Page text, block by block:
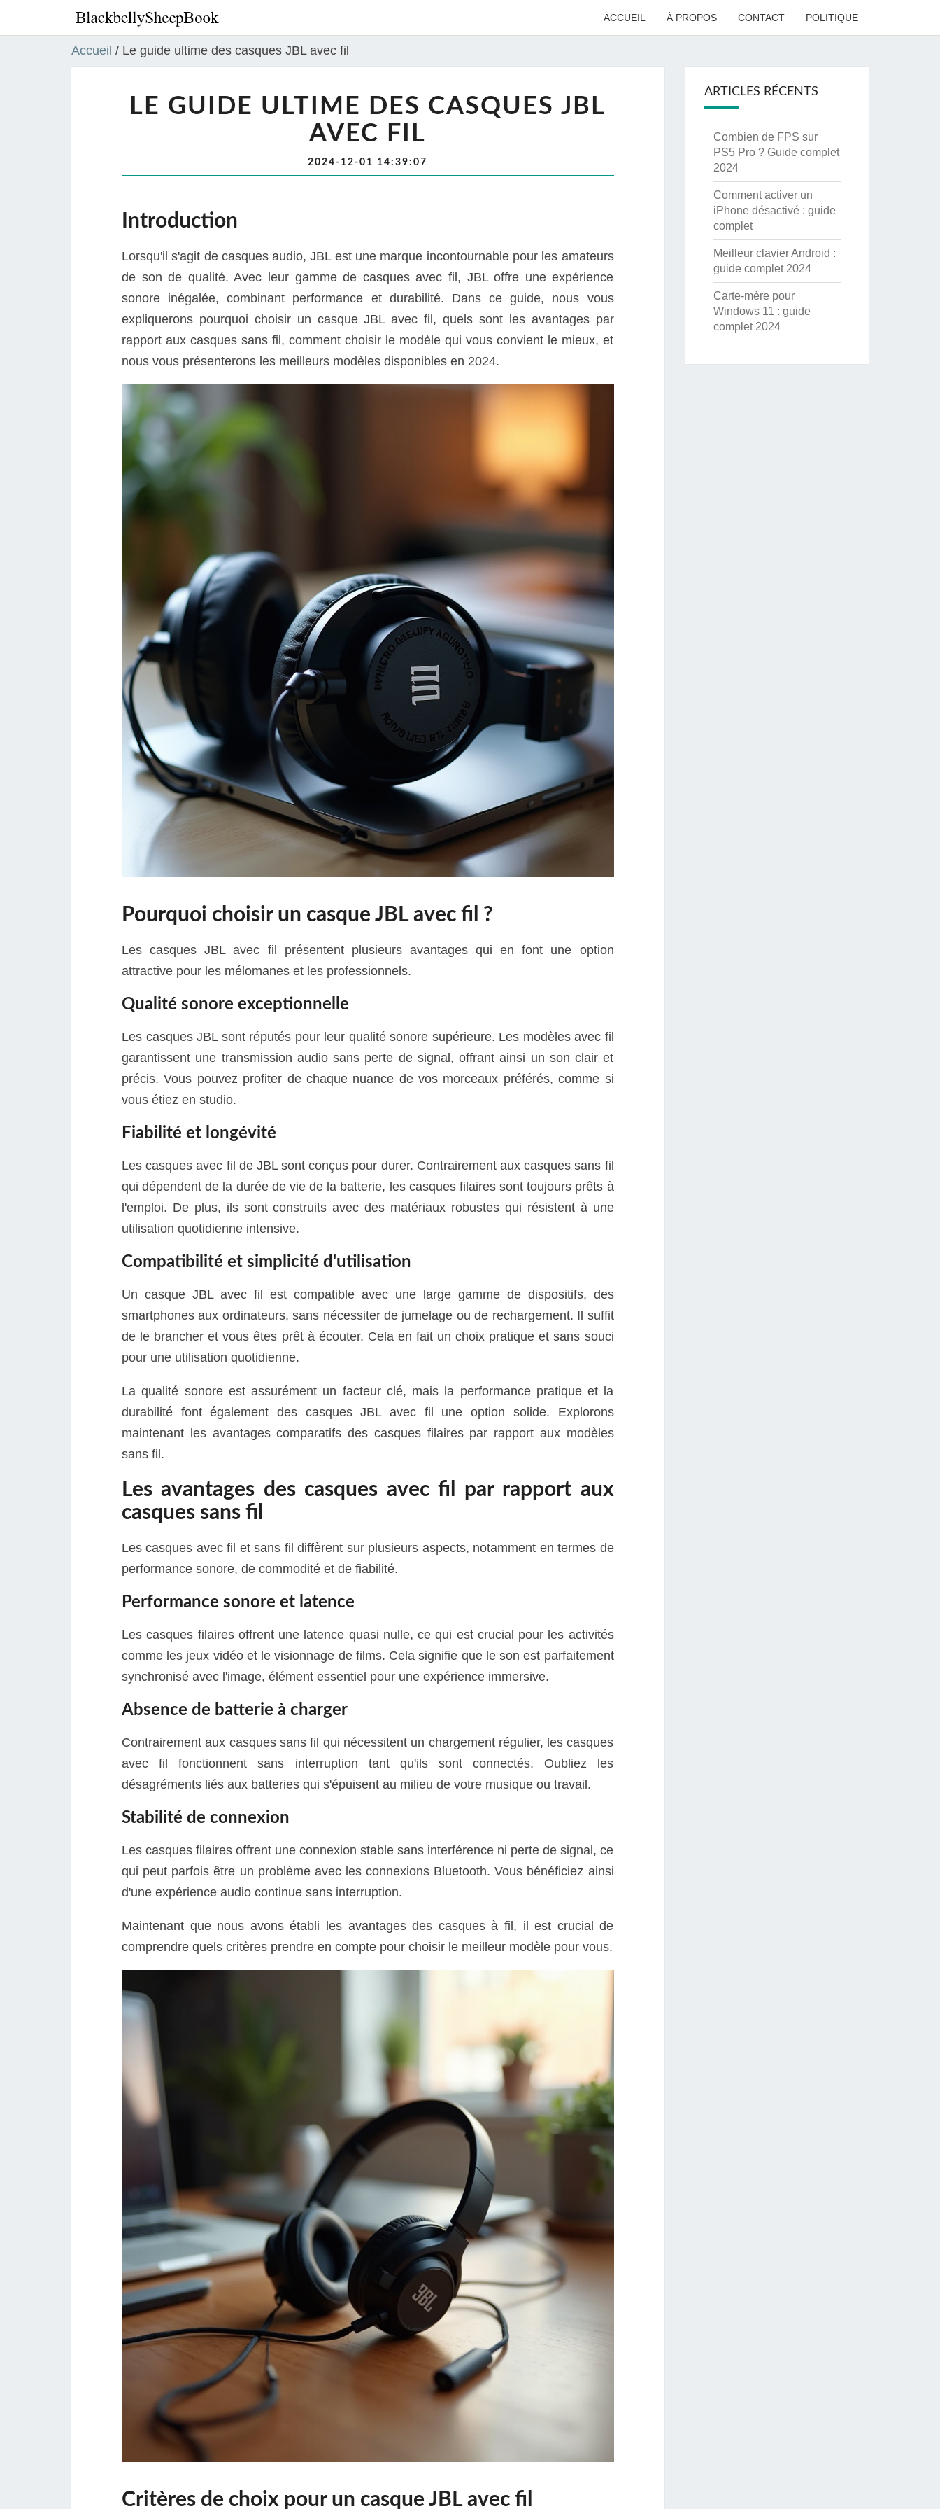
ACCUEIL À PROPOS CONTACT POLITIQUE
Accueil / Le guide ultime des casques JBL avec fil
LE GUIDE ULTIME DES CASQUES JBL
AVEC FIL
2024-12-01 14:39:07
Introduction
Lorsqu'il s'agit de casques audio, JBL est une marque incontournable pour les amateurs
de son de qualité. Avec leur gamme de casques avec fil, JBL offre une expérience
sonore inégalée, combinant performance et durabilité. Dans ce guide, nous vous
expliquerons pourquoi choisir un casque JBL avec fil, quels sont les avantages par
rapport aux casques sans fil, comment choisir le modèle qui vous convient le mieux, et
nous vous présenterons les meilleurs modèles disponibles en 2024.
Pourquoi choisir un casque JBL avec fil ?
Les casques JBL avec fil présentent plusieurs avantages qui en font une option
attractive pour les mélomanes et les professionnels.
Qualité sonore exceptionnelle
Les casques JBL sont réputés pour leur qualité sonore supérieure. Les modèles avec fil
garantissent une transmission audio sans perte de signal, offrant ainsi un son clair et
précis. Vous pouvez profiter de chaque nuance de vos morceaux préférés, comme si
vous étiez en studio.
Fiabilité et longévité
Les casques avec fil de JBL sont conçus pour durer. Contrairement aux casques sans fil
qui dépendent de la durée de vie de la batterie, les casques filaires sont toujours prêts à
l'emploi. De plus, ils sont construits avec des matériaux robustes qui résistent à une
utilisation quotidienne intensive.
Compatibilité et simplicité d'utilisation
Un casque JBL avec fil est compatible avec une large gamme de dispositifs, des
smartphones aux ordinateurs, sans nécessiter de jumelage ou de rechargement. Il suffit
de le brancher et vous êtes prêt à écouter. Cela en fait un choix pratique et sans souci
pour une utilisation quotidienne.
La qualité sonore est assurément un facteur clé, mais la performance pratique et la
durabilité font également des casques JBL avec fil une option solide. Explorons
maintenant les avantages comparatifs des casques filaires par rapport aux modèles
sans fil.
Les avantages des casques avec fil par rapport aux
casques sans fil
Les casques avec fil et sans fil diffèrent sur plusieurs aspects, notamment en termes de
performance sonore, de commodité et de fiabilité.
Performance sonore et latence
Les casques filaires offrent une latence quasi nulle, ce qui est crucial pour les activités
comme les jeux vidéo et le visionnage de films. Cela signifie que le son est parfaitement
synchronisé avec l'image, élément essentiel pour une expérience immersive.
Absence de batterie à charger
Contrairement aux casques sans fil qui nécessitent un chargement régulier, les casques
avec fil fonctionnent sans interruption tant qu'ils sont connectés. Oubliez les
désagréments liés aux batteries qui s'épuisent au milieu de votre musique ou travail.
Stabilité de connexion
Les casques filaires offrent une connexion stable sans interférence ni perte de signal, ce
qui peut parfois être un problème avec les connexions Bluetooth. Vous bénéficiez ainsi
d'une expérience audio continue sans interruption.
Maintenant que nous avons établi les avantages des casques à fil, il est crucial de
comprendre quels critères prendre en compte pour choisir le meilleur modèle pour vous.
Critères de choix pour un casque JBL avec fil
ARTICLES RÉCENTS
Combien de FPS sur
PS5 Pro ? Guide complet
2024
Comment activer un
iPhone désactivé : guide
complet
Meilleur clavier Android :
guide complet 2024
Carte-mère pour
Windows 11 : guide
complet 2024